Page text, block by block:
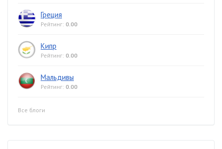
Греция
Рейтинг: 0.00
Кипр
Рейтинг: 0.00
Мальдивы
Рейтинг: 0.00
Все блоги